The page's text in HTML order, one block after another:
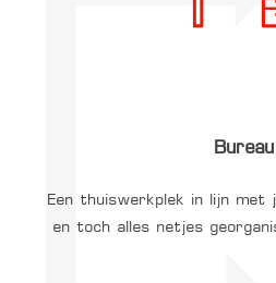
Bureau
Een thuiswerkplek in lijn met
en toch alles netjes